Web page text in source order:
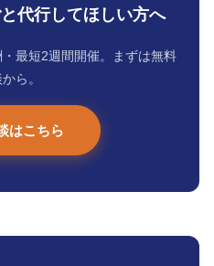
代行してほしい方へ
最短2週間開催。まずは無料
ら。
はこちら